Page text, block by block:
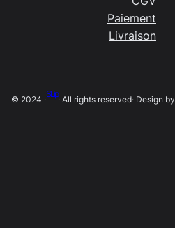
Paiement
Livraison
© 2024 ·
SLip
· All rights reserved· Design by